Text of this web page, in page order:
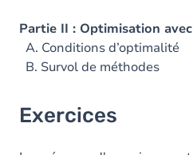
Partie II : Optimisation
A. Conditions d’optimalité
B. Survol de méthodes
Exercices